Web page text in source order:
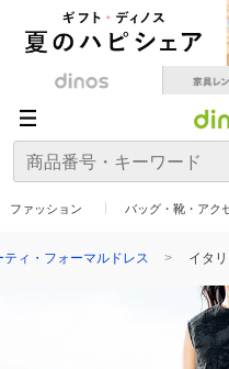
ファッション バッグ・靴・アク
ティ・フォーマルドレス イタ